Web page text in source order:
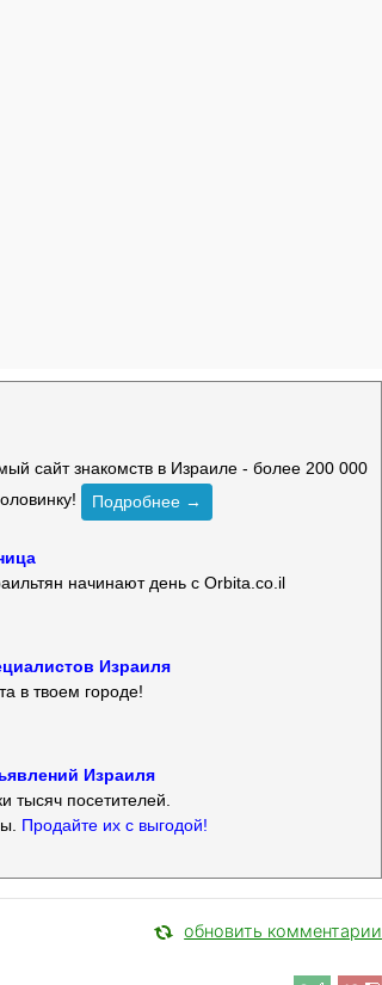
сайт знакомств в Израиле - более 200 000
Подробнее →
начинают день с Orbita.co.il
Израиля
в твоем городе!
Израиля
тысяч посетителей.
Продайте их с выгодой!
обновить комментарии